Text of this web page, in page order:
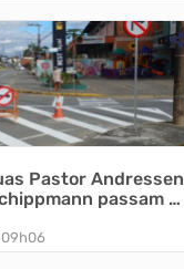
Pastor Andressen
passam a